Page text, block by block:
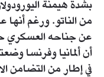
من الناتو. ورغم أنها
أن ألمانيا وفرنسا
في إطار من التضامن